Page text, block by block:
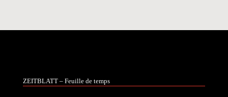
ZEITBLATT – Feuille de temps